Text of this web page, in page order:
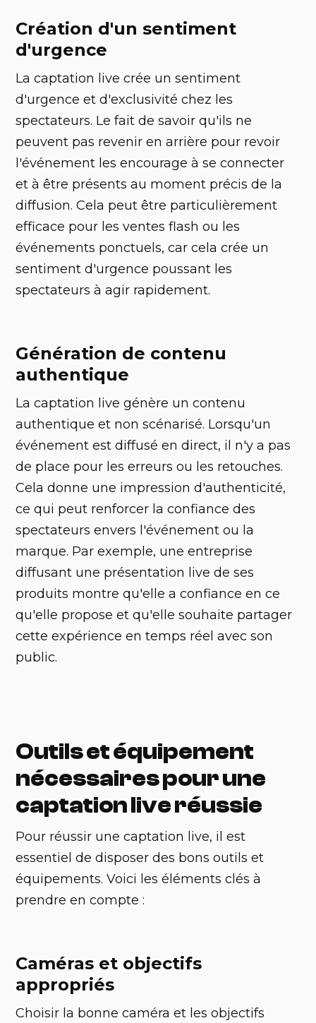
Création d'un sentiment
d'urgence
La captation live crée un sentiment
d'urgence et d'exclusivité chez les
spectateurs. Le fait de savoir qu'ils ne
peuvent pas revenir en arrière pour revoir
l'événement les encourage à se connecter
et à être présents au moment précis de la
diffusion. Cela peut être particulièrement
efficace pour les ventes flash ou les
événements ponctuels, car cela crée un
sentiment d'urgence poussant les
spectateurs à agir rapidement.
Génération de contenu
authentique
La captation live génère un contenu
authentique et non scénarisé. Lorsqu'un
événement est diffusé en direct, il n'y a pas
de place pour les erreurs ou les retouches.
Cela donne une impression d'authenticité,
ce qui peut renforcer la confiance des
spectateurs envers l'événement ou la
marque. Par exemple, une entreprise
diffusant une présentation live de ses
produits montre qu'elle a confiance en ce
qu'elle propose et qu'elle souhaite partager
cette expérience en temps réel avec son
public.
Outils et équipement
nécessaires pour une
captation live réussie
Pour réussir une captation live, il est
essentiel de disposer des bons outils et
équipements. Voici les éléments clés à
prendre en compte :
Caméras et objectifs
appropriés
Choisir la bonne caméra et les objectifs